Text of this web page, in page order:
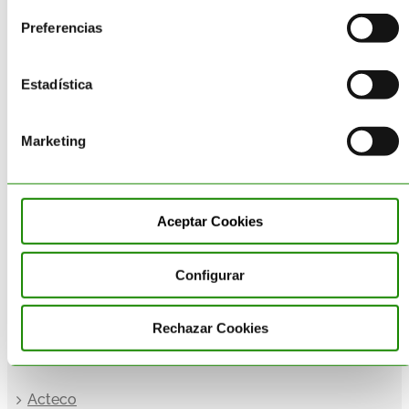
Preferencias
Estadística
Marketing
Aceptar Cookies
Configurar
Rechazar Cookies
EMPRESA
Acteco